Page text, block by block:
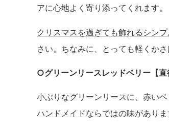
アに心地よく寄り添ってくれます。
クリスマスを過ぎても飾れるシン
さい。ちなみに、とっても軽くか
○グリーンリースレッドベリー【直
小ぶりなグリーンリースに、赤い
ハンドメイドならではの味がありま